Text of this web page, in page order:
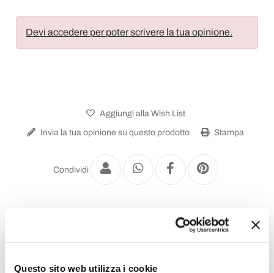
Questo sito web utilizza i cookie
Devi accedere per poter scrivere la tua opinione.
Aggiungi alla Wish List
Invia la tua opinione su questo prodotto Stampa
Condividi